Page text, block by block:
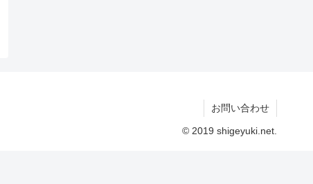
お問い合わせ
© 2019 shigeyuki.net.